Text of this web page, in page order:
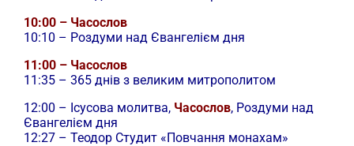
10:00 – Часослов
10:10 – Роздуми над Євангелієм дня
11:00 – Часослов
11:35 – 365 днів з великим митрополитом
12:00 – Ісусова молитва, Часослов, Роздуми над
Євангелієм дня
12:27 – Теодор Студит «Повчання монахам»